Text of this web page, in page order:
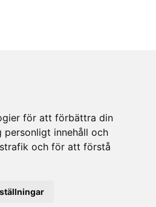
för att förbättra din
innehåll och
och för att förstå